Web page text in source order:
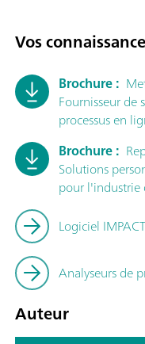
Vos
Brochure :
Fournisseur de
processus en
Brochure :
Solutions
pour l'industrie
Logiciel IMPACT
Analyseurs de
Auteur